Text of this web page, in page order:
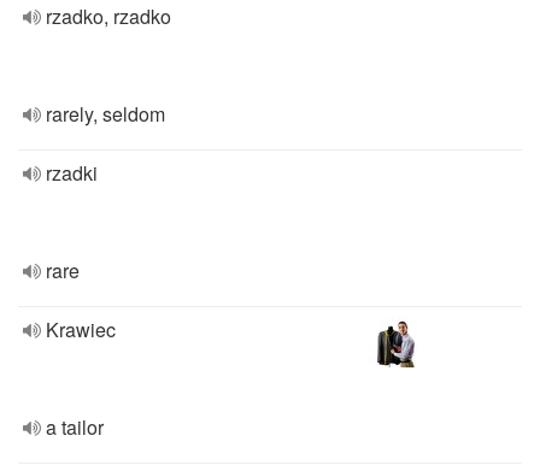
rzadko, rzadko
rarely, seldom
rzadki
rare
Krawiec
a tailor